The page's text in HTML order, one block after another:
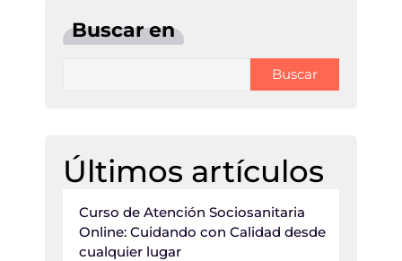
Buscar en
Buscar
Últimos artículos
Curso de Atención Sociosanitaria
Online: Cuidando con Calidad desde
cualquier lugar